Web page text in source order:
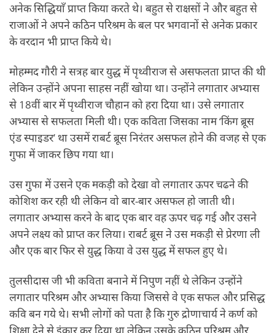
अनेक सिद्धियाँ प्राप्त किया करते थे। बहुत से राक्षसों ने और बहुत से
राजाओं ने अपने कठिन परिश्रम के बल पर भगवानों से अनेक प्रकार
के वरदान भी प्राप्त किये थे।
मोहम्मद गौरी ने सत्रह बार युद्ध में पृथ्वीराज से असफलता प्राप्त की थी
लेकिन उन्होंने अपना साहस नहीं खोया था। उन्होंने लगातार अभ्यास
से 18वीं बार में पृथ्वीराज चौहान को हरा दिया था। उसे लगातार
अभ्यास से सफलता मिली थी। एक कविता जिसका नाम ‘किंग ब्रूस
एंड स्पाइडर’ था उसमें राबर्ट ब्रूस निरंतर असफल होने की वजह से एक
गुफा में जाकर छिप गया था।
उस गुफा में उसने एक मकड़ी को देखा वो लगातार ऊपर चढने की
कोशिश कर रही थी लेकिन वो बार-बार असफल हो जाती थी।
लगातार अभ्यास करने के बाद एक बार वह ऊपर चढ़ गई और उसने
अपने लक्ष्य को प्राप्त कर लिया। राबर्ट ब्रूस ने उस मकड़ी से प्रेरणा ली
और एक बार फिर से युद्ध किया वे उस युद्ध में सफल हुए थे।
तुलसीदास जी भी कविता बनाने में निपुण नहीं थे लेकिन उन्होंने
लगातार परिश्रम और अभ्यास किया जिससे वे एक सफल और प्रसिद्ध
कवि बन गये थे। सभी लोगों को पता है कि गुरु द्रोणाचार्य ने कर्ण को
शिक्षा देने से इंकार कर दिया था लेकिन उसके कठिन परिश्रम और